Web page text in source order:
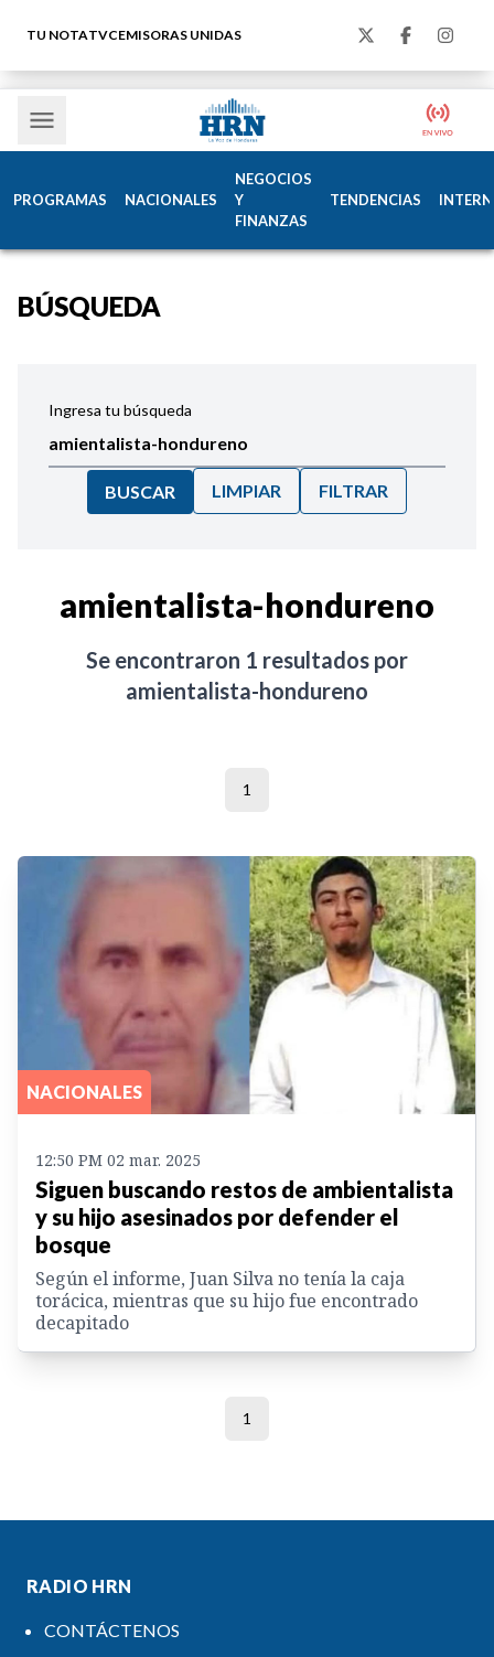
TU NOTATVCEMISORAS UNIDAS
PROGRAMAS NACIONALES
NEGOCIOS
Y
FINANZAS
TENDENCIAS
BÚSQUEDA
Ingresa tu búsqueda
BUSCAR LIMPIAR FILTRAR
amientalista-hondureno
Se encontraron 1 resultados por
amientalista-hondureno
1
NACIONALES
12:50 PM 02 mar. 2025
Siguen buscando restos de ambientalista
y su hijo asesinados por defender el
bosque
Según el informe, Juan Silva no tenía la caja
torácica, mientras que su hijo fue encontrado
decapitado
1
RADIO HRN
CONTÁCTENOS